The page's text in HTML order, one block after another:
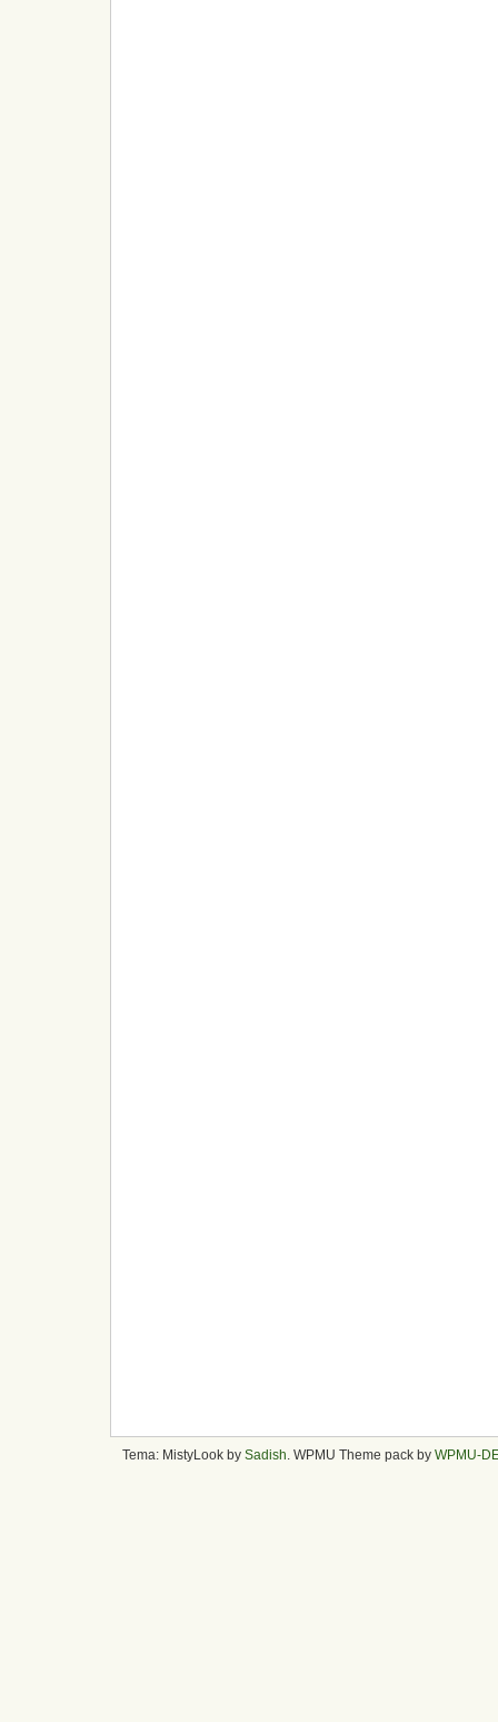
Tema: MistyLook by Sadish . WPMU Theme pack by WPMU-